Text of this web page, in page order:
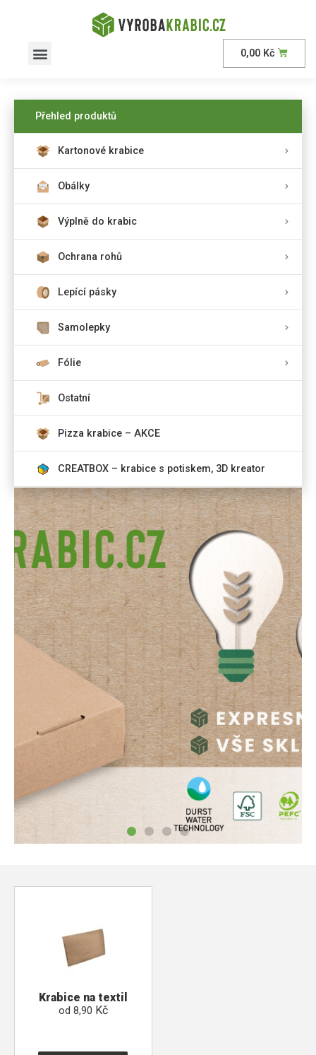
0,00 Kč
Přehled produktů
Kartonové krabice
Obálky
Výplně do krabic
Ochrana rohů
Lepící pásky
Samolepky
Fólie
Ostatní
Pizza krabice – AKCE
CREATBOX – krabice s potiskem, 3D kreator
Krabice na textil
od 8,90 Kč